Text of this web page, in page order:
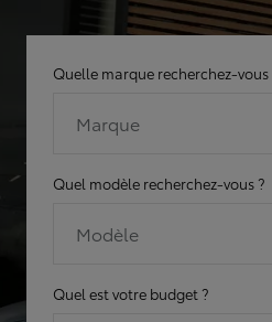
Quelle marque recherchez-vous
Marque
Quel modèle recherchez-vous ?
Modèle
Quel est votre budget ?